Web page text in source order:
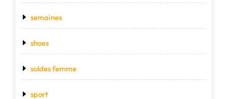
semaines
shoes
soldes femme
sport